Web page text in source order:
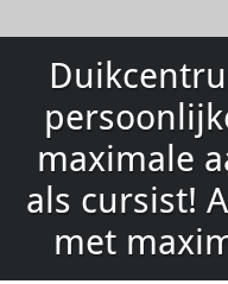
maximale
als cursist!
met